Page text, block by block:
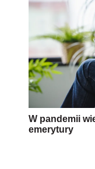
W pandemii
emerytury